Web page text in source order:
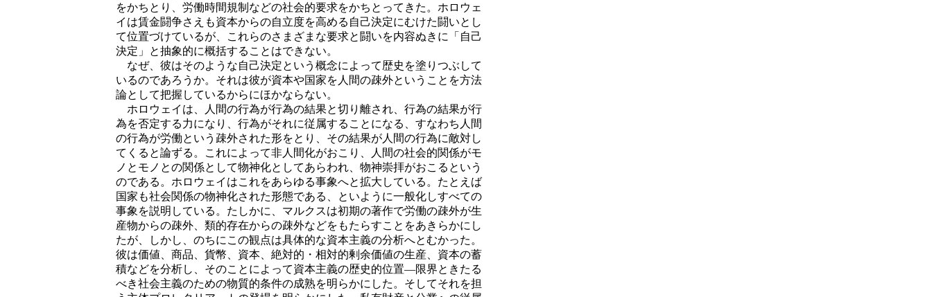
をかちとり、労働時間規制などの社会的要求をかちとってきた。ホロウェ
イは賃金闘争さえも資本からの自立度を高める自己決定にむけた闘いとし
て位置づけているが、これらのさまざまな要求と闘いを内容ぬきに「自己
決定」と抽象的に概括することはできない。
なぜ、彼はそのような自己決定という概念によって歴史を塗りつぶして
いるのであろうか。それは彼が資本や国家を人間の疎外ということを方法
論として把握しているからにほかならない。
ホロウェイは、人間の行為が行為の結果と切り離され、行為の結果が行
為を否定する力になり、行為がそれに従属することになる、すなわち人間
の行為が労働という疎外された形をとり、その結果が人間の行為に敵対し
てくると論ずる。これによって非人間化がおこり、人間の社会的関係がモ
ノとモノとの関係として物神化としてあらわれ、物神崇拝がおこるという
のである。ホロウェイはこれをあらゆる事象へと拡大している。たとえば
国家も社会関係の物神化された形態である、といように一般化しすべての
事象を説明している。たしかに、マルクスは初期の著作で労働の疎外が生
産物からの疎外、類的存在からの疎外などをもたらすことをあきらかにし
たが、しかし、のちにこの観点は具体的な資本主義の分析へとむかった。
彼は価値、商品、貨幣、資本、絶対的・相対的剰余価値の生産、資本の蓄
積などを分析し、そのことによって資本主義の歴史的位置―限界ときたる
べき社会主義のための物質的条件の成熟を明らかにした。そしてそれを担